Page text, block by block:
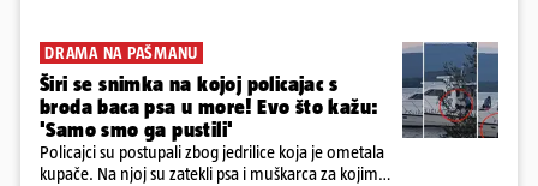
DRAMA NA PAŠMANU
Širi se snimka na kojoj policajac s
broda baca psa u more! Evo što kažu:
'Samo smo ga pustili'
Policajci su postupali zbog jedrilice koja je ometala
kupače. Na njoj su zatekli psa i muškarca za kojim